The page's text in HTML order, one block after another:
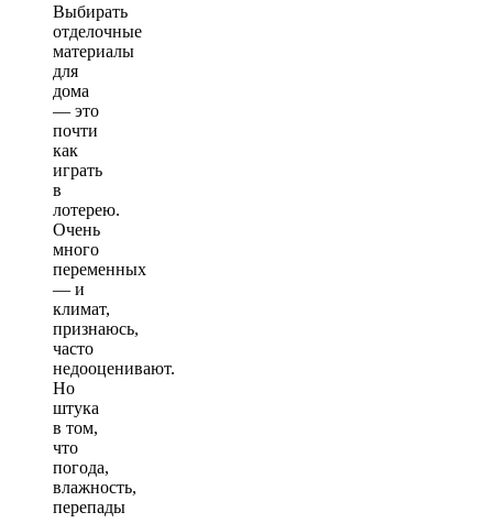
Выбирать
отделочные
материалы
для
дома
— это
почти
как
играть
в
лотерею.
Очень
много
переменных
— и
климат,
признаюсь,
часто
недооценивают.
Но
штука
в том,
что
погода,
влажность,
перепады